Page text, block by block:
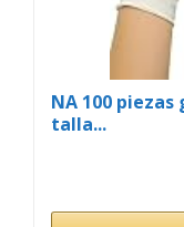
NA 100
talla...